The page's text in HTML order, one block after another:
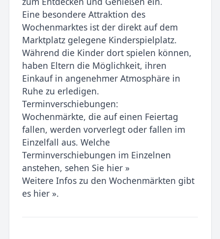
Eine besondere Attraktion des
Wochenmarktes ist der direkt auf dem
Marktplatz gelegene Kinderspielplatz.
Während die Kinder dort spielen können,
haben Eltern die Möglichkeit, ihren
Einkauf in angenehmer Atmosphäre in
Ruhe zu erledigen.
Terminverschiebungen:
Wochenmärkte, die auf einen Feiertag
fallen, werden vorverlegt oder fallen im
Einzelfall aus. Welche
Terminverschiebungen im Einzelnen
anstehen, sehen Sie hier »
Weitere Infos zu den Wochenmärkten gibt
es hier ».